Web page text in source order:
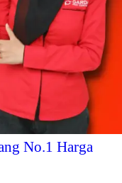
No.1 Harga